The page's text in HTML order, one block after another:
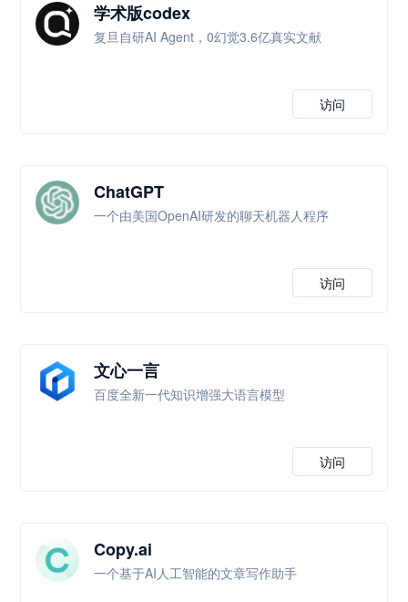
学术版codex
复旦自研AI Agent，0幻觉3.6亿真实文献
访问
ChatGPT
一个由美国OpenAI研发的聊天机器人程序
访问
文心一言
百度全新一代知识增强大语言模型
访问
Copy.ai
一个基于AI人工智能的文章写作助手